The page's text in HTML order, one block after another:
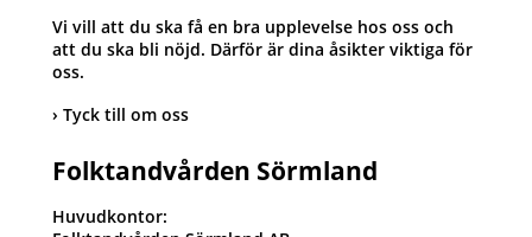
Vi vill att du ska få en bra upplevelse hos oss och
att du ska bli nöjd. Därför är dina åsikter viktiga för
oss.
Tyck till om oss
Folktandvården Sörmland
Huvudkontor: